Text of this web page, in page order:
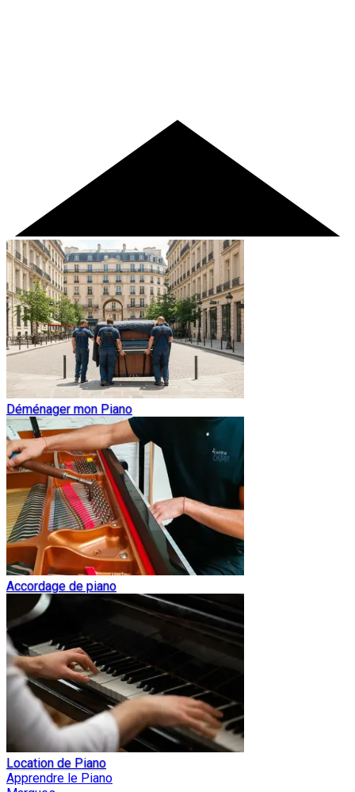
Déménager mon Piano
Accordage de piano
Location de Piano
Apprendre le Piano